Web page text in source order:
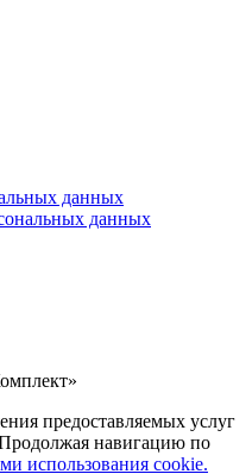
данных
данных
предоставляемых услуг
навигацию по
использования cookie.